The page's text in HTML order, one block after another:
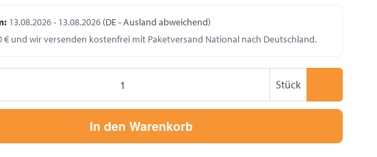
13.08.2026 - 13.08.2026 (DE - Ausland abweichend)
€ und wir versenden kostenfrei mit Paketversand National nach Deutschland.
Stück
In den Warenkorb